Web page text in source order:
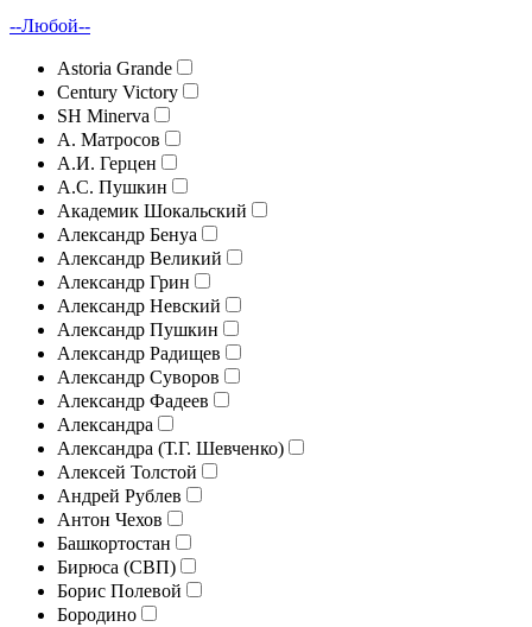
--Любой--
Astoria Grande
Century Victory
SH Minerva
А. Матросов
А.И. Герцен
А.С. Пушкин
Академик Шокальский
Александр Бенуа
Александр Великий
Александр Грин
Александр Невский
Александр Пушкин
Александр Радищев
Александр Суворов
Александр Фадеев
Александра
Александра (Т.Г. Шевченко)
Алексей Толстой
Андрей Рублев
Антон Чехов
Башкортостан
Бирюса (СВП)
Борис Полевой
Бородино